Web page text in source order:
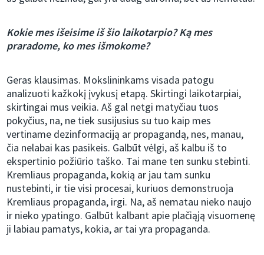
Kokie mes išeisime iš šio laikotarpio? Ką mes
praradome, ko mes išmokome?
Geras klausimas. Mokslininkams visada patogu
analizuoti kažkokį įvykusį etapą. Skirtingi laikotarpiai,
skirtingai mus veikia. Aš gal netgi matyčiau tuos
pokyčius, na, ne tiek susijusius su tuo kaip mes
vertiname dezinformaciją ar propagandą, nes, manau,
čia nelabai kas pasikeis. Galbūt vėlgi, aš kalbu iš to
ekspertinio požiūrio taško. Tai mane ten sunku stebinti.
Kremliaus propaganda, kokią ar jau tam sunku
nustebinti, ir tie visi procesai, kuriuos demonstruoja
Kremliaus propaganda, irgi. Na, aš nematau nieko naujo
ir nieko ypatingo. Galbūt kalbant apie plačiąją visuomenę
ji labiau pamatys, kokia, ar tai yra propaganda.